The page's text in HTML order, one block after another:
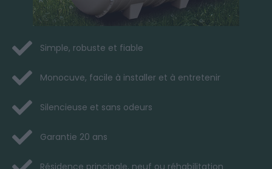
Simple, robuste et fiable
Monocuve, facile à installer et à entretenir
Silencieuse et sans odeurs
Garantie 20 ans
Résidence principale, neuf ou réhabilitation